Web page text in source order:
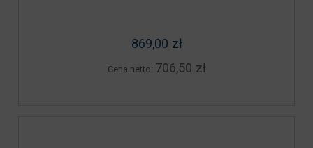
869,00 zł
Cena netto: 706,50 zł